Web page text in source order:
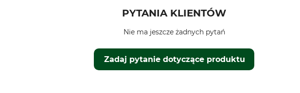
PYTANIA KLIENTÓW
Zadaj pytanie dotyczące produktu
Nie ma jeszcze żadnych pytań